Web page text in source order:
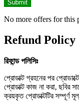
No more offers for this
Refund Policy
রিফান্ড পলিসিঃ
প্রোডাক্ট গ্রহনের পর
প্রোডাক্ট কাজ না করা, ছবির
ক্রয়কৃত প্রোডাক্টটির সম্পূর্ণ